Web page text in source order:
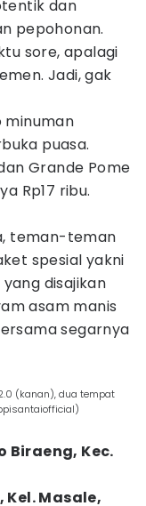
dan
pepohonan.
sore, apalagi
Jadi, gak
minuman
puasa.
Grande Pome
Rp17 ribu.
teman-teman
spesial yakni
disajikan
asam manis
segarnya
(kanan), dua tempat
Biraeng, Kec.
Kel. Masale,